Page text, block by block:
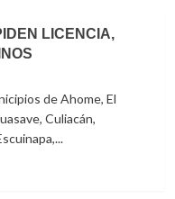
LICENCIA,
de Ahome, El
Culiacán,